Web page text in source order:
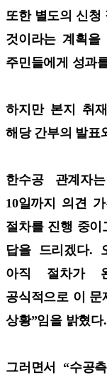
또한 별도의 신청
것이라는 계획
주민들에게 성과
하지만 본지 취
해당 간부의 발표
한수공 관계자
10일까지 의견
절차를 진행 중이
답을 드리겠다.
아직 절차가
공식적으로 이
상황”임을 밝혔다.
그러면서 “수공